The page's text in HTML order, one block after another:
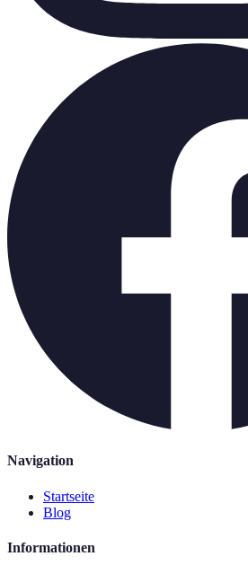
Navigation
Startseite
Blog
Informationen